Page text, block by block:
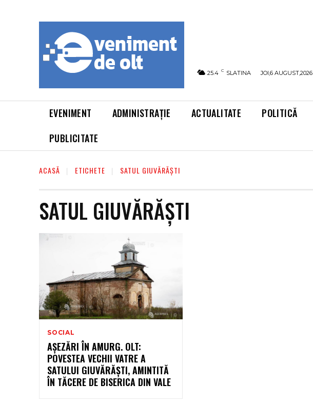
25.4 C SLATINA JOI,6 AUGUST,2026
EVENIMENT ADMINISTRAȚIE ACTUALITATE POLITICĂ
PUBLICITATE
ACASĂ ETICHETE SATUL GIUVĂRĂȘTI
SATUL GIUVĂRĂȘTI
SOCIAL
AȘEZĂRI ÎN AMURG. OLT:
POVESTEA VECHII VATRE A
SATULUI GIUVĂRĂȘTI, AMINTITĂ
ÎN TĂCERE DE BISERICA DIN VALE